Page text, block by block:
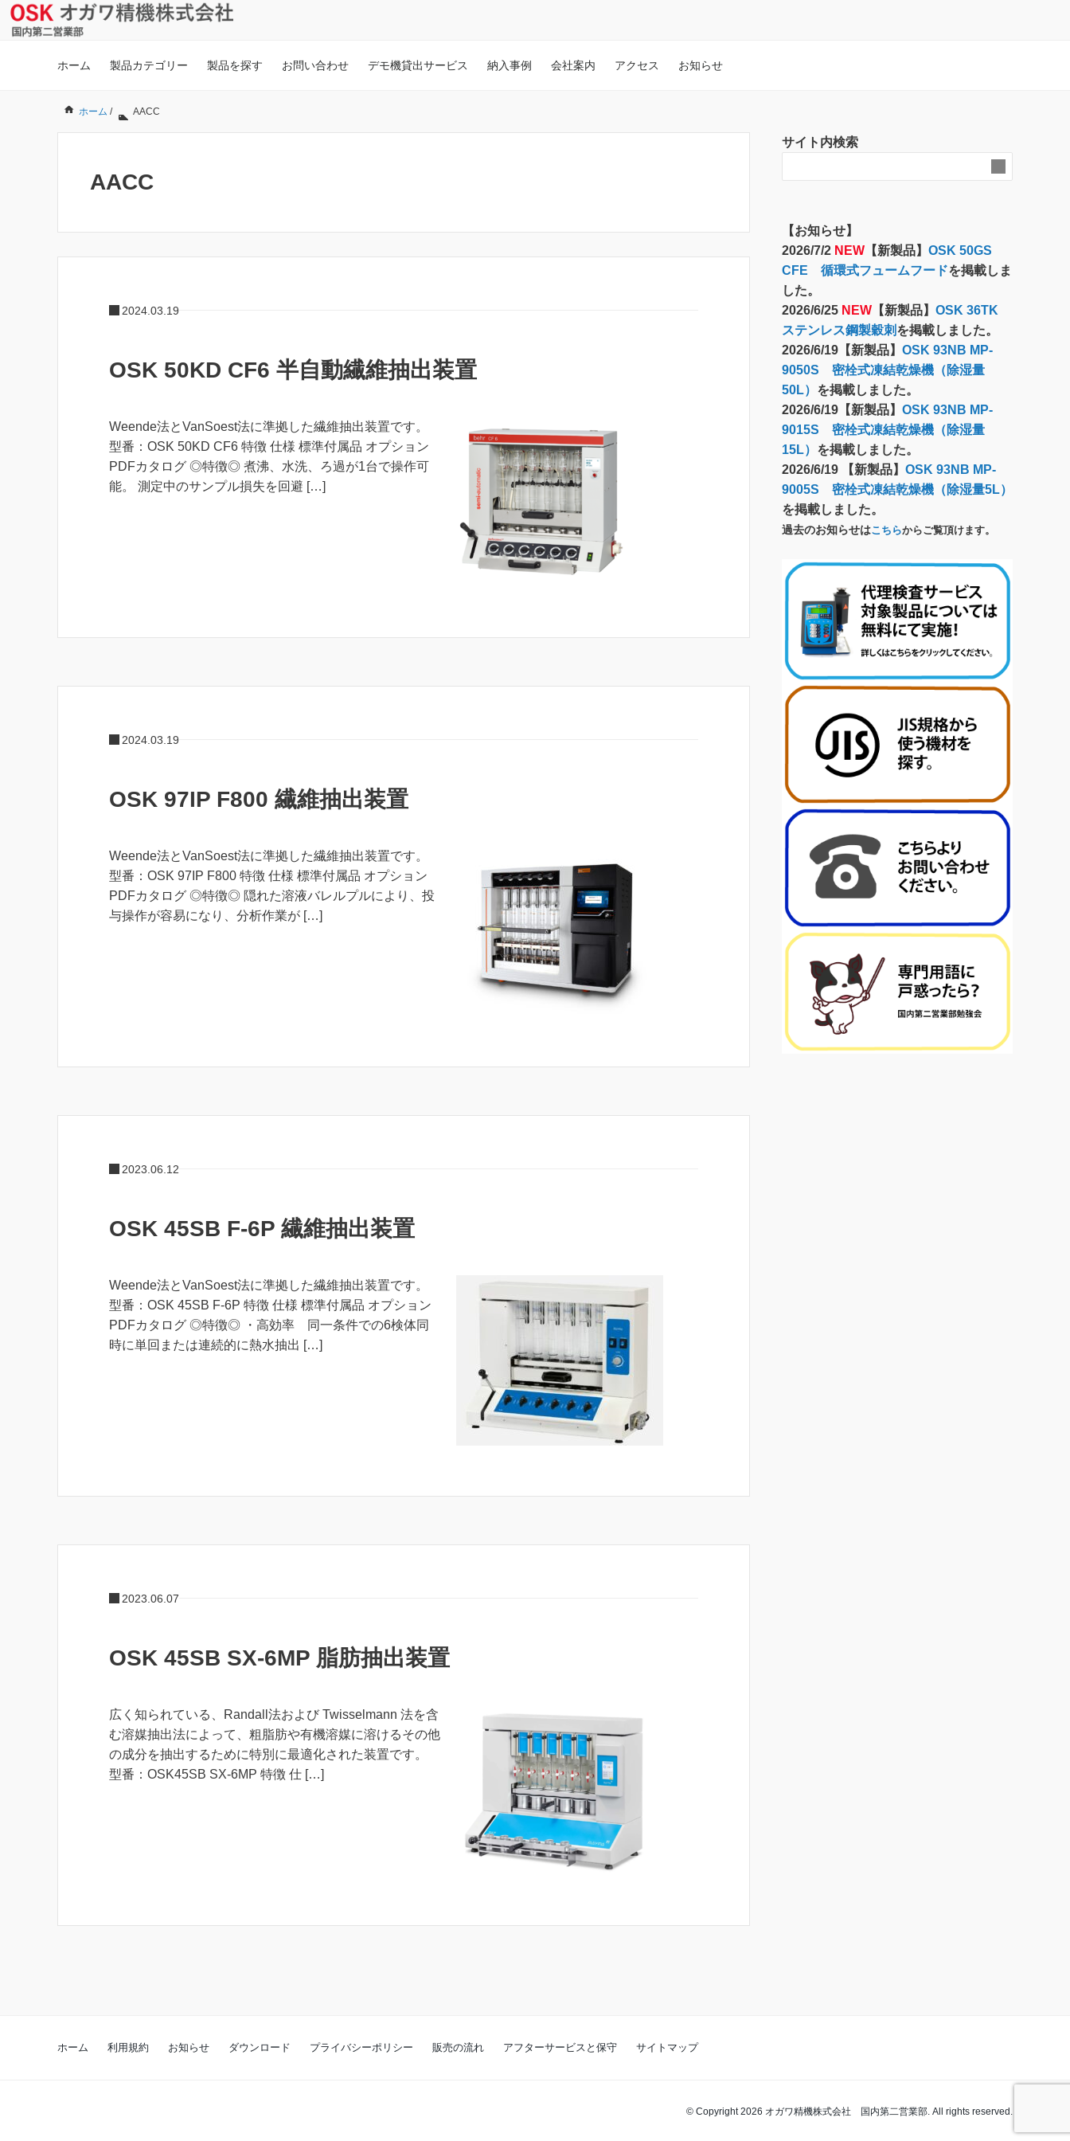
ホーム 製品カテゴリー 製品を探す お問い合わせ デモ機貸出サービス 納入事例 会社案内 アクセス お知らせ
ホーム / AACC
AACC
2024.03.19
OSK 50KD CF6 半自動繊維抽出装置
Weende法とVanSoest法に準拠した繊維抽出装置です。
型番：OSK 50KD CF6 特徴 仕様 標準付属品 オプション
PDFカタログ ◎特徴◎ 煮沸、水洗、ろ過が1台で操作可
能。 測定中のサンプル損失を回避 […]
2024.03.19
OSK 97IP F800 繊維抽出装置
Weende法とVanSoest法に準拠した繊維抽出装置です。
型番：OSK 97IP F800 特徴 仕様 標準付属品 オプション
PDFカタログ ◎特徴◎ 隠れた溶液バレルプルにより、投
与操作が容易になり、分析作業が […]
2023.06.12
OSK 45SB F-6P 繊維抽出装置
Weende法とVanSoest法に準拠した繊維抽出装置です。
型番：OSK 45SB F-6P 特徴 仕様 標準付属品 オプション
PDFカタログ ◎特徴◎ ・高効率 同一条件での6検体同
時に単回または連続的に熱水抽出 […]
2023.06.07
OSK 45SB SX-6MP 脂肪抽出装置
広く知られている、Randall法および Twisselmann 法を含
む溶媒抽出法によって、粗脂肪や有機溶媒に溶けるその他
の成分を抽出するために特別に最適化された装置です。
型番：OSK45SB SX-6MP 特徴 仕 […]
サイト内検索
【お知らせ】
2026/7/2 NEW 【新製品】 OSK 50GS
CFE 循環式フュームフードを掲載しま
した。
2026/6/25 NEW 【新製品】 OSK 36TK
ステンレス鋼製穀刺 を掲載しました。
2026/6/19【新製品】 OSK 93NB MP-
9050S 密栓式凍結乾燥機（除湿量
50L） を掲載しました。
2026/6/19【新製品】 OSK 93NB MP-
9015S 密栓式凍結乾燥機（除湿量
15L） を掲載しました。
2026/6/19 【新製品】 OSK 93NB MP-
9005S 密栓式凍結乾燥機（除湿量5L）
を掲載しました。
過去のお知らせはこちらからご覧頂けます。
ホーム 利用規約 お知らせ ダウンロード プライバシーポリシー 販売の流れ アフターサービスと保守 サイトマップ
© Copyright 2026 オガワ精機株式会社 国内第二営業部. All rights reserved.